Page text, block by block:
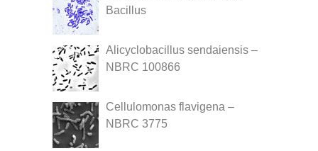
Bacillus
Alicyclobacillus sendaiensis –
NBRC 100866
Cellulomonas flavigena –
NBRC 3775